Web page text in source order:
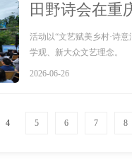
田野诗会在重
活动以“文艺赋美乡村·诗
学观、新大众文艺理念。
2026-06-26
4 5 6 7 8